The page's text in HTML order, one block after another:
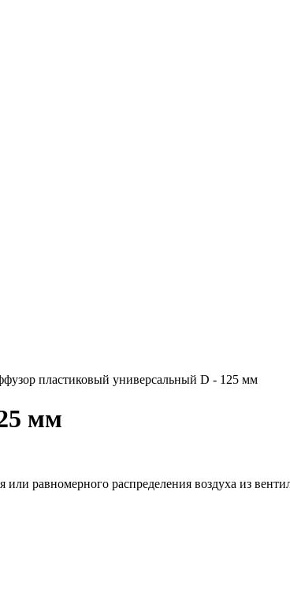
пластиковый универсальный D - 125 мм
мм
или равномерного распределения воздуха из